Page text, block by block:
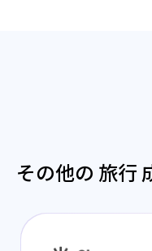
その他の 旅行